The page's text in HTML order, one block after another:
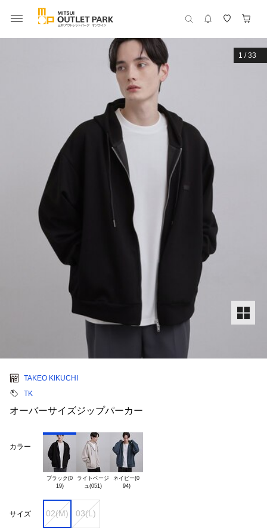
1 /33
TAKEO KIKUCHI
TK
オーバーサイズジップパーカー
カラー
ブラック(0
19)
ライトベージ
ネイビー(0
94)
サイズ 02(M) 03(L)